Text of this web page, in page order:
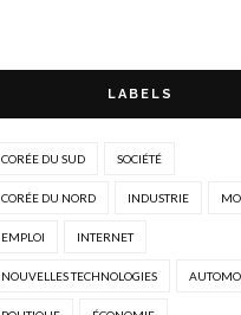
LABELS
CORÉE DU SUD SOCIÉTÉ
CORÉE DU NORD INDUSTRIE
EMPLOI INTERNET
NOUVELLES TECHNOLOGIES